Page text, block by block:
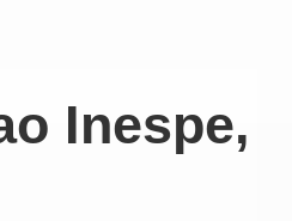
Inespe,